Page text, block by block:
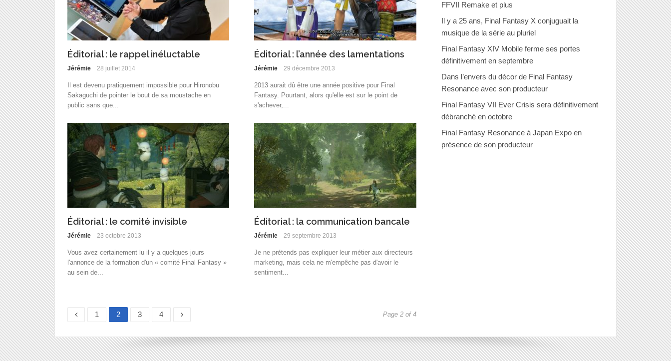
Éditorial : le rappel inéluctable
Jérémie 28 juillet 2014
Il est devenu pratiquement impossible pour Hironobu
Sakaguchi de pointer le bout de sa moustache en
public sans que...
Éditorial : l’année des lamentations
Jérémie 29 décembre 2013
2013 aurait dû être une année positive pour Final
Fantasy. Pourtant, alors qu'elle est sur le point de
s'achever,...
Éditorial : le comité invisible
Jérémie 23 octobre 2013
Vous avez certainement lu il y a quelques jours
l'annonce de la formation d'un « comité Final Fantasy »
au sein de...
Éditorial : la communication bancale
Jérémie 29 septembre 2013
Je ne prétends pas expliquer leur métier aux directeurs
marketing, mais cela ne m'empêche pas d'avoir le
sentiment...
Page
1
Page
2 3 4 Page 2 of 4
FFVII Remake et plus
Il y a 25 ans, Final Fantasy X conjuguait la
musique de la série au pluriel
Final Fantasy XIV Mobile ferme ses portes
définitivement en septembre
Dans l’envers du décor de Final Fantasy
Resonance avec son producteur
Final Fantasy VII Ever Crisis sera définitivement
débranché en octobre
Final Fantasy Resonance à Japan Expo en
présence de son producteur